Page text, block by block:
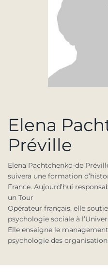
Elena
Préville
Elena Pachtchenko-de
suivera une formation
France. Aujourd’hui
un Tour
Opérateur français, elle
psychologie sociale à
Elle enseigne le
psychologie des